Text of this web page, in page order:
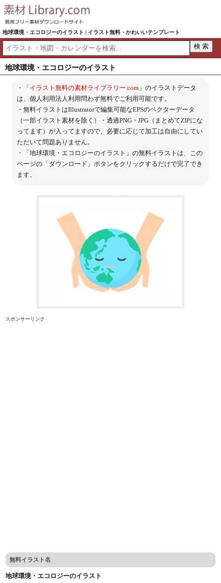
地球環境・エコロジーのイラスト | イラスト無料・かわいいテンプレート
地球環境・エコロジーのイラスト
・「イラスト無料の素材ライブラリー.com」のイラストデータ
は、個人利用法人利用問わず無料でご利用可能です。
・無料イラストはIllustratorで編集可能なEPSのベクターデータ
（一部イラスト素材を除く）・透過PNG・JPG（まとめてZIPにな
ってます）が入ってますので、必要に応じて加工は自由にしてい
ただいて問題ありません。
・「地球環境・エコロジーのイラスト」の無料イラストは、この
ページの「ダウンロード」ボタンをクリックするだけで完了でき
ます。
スポンサーリンク
無料イラスト名
地球環境・エコロジーのイラスト